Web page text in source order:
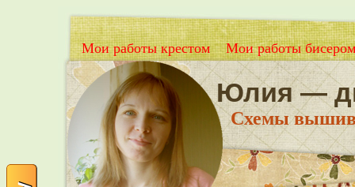
Мои работы крестом Мои работы бисером
Юлия —
Схемы